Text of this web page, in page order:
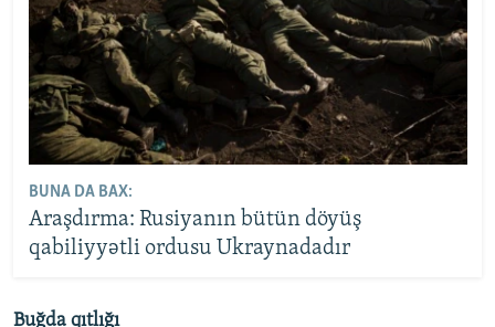
BUNA DA BAX:
Araşdırma: Rusiyanın bütün döyüş
qabiliyyətli ordusu Ukraynadadır
Buğda qıtlığı